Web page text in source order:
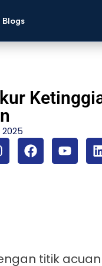
Blogs
2025
titik